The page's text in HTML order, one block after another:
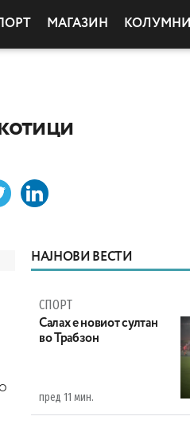
МАГАЗИН КОЛУМНИ
НАЈНОВИ ВЕСТИ
СПОРТ
Салах е новиот султан
во Трабзон
пред 11 мин.